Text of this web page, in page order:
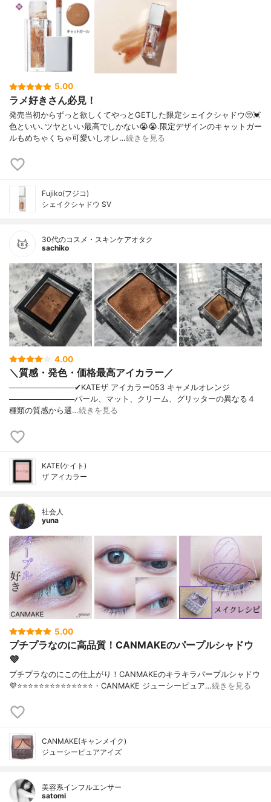
5.00
ラメ好きさん必見！
発売当初からずっと欲しくてやっとGETした限定シェイクシャドウ🥺💓
色といい､ツヤといい最高でしかない😭😭.限定デザインのキャットガー
ルもめちゃくちゃ可愛いしオレ…続きを見る
Fujiko(フジコ)
シェイクシャドウ SV
30代のコスメ・スキンケアオタク
sachiko
4.00
＼質感・発色・価格最高アイカラー／
────────────✔︎KATEザ アイカラー053 キャメルオレンジ
────────────パール、マット、クリーム、グリッターの異なる４
種類の質感から選…続きを見る
KATE(ケイト)
ザ アイカラー
社会人
yuna
5.00
プチプラなのに高品質！CANMAKEのパープルシャドウ
💜
プチプラなのにこの仕上がり！CANMAKEのキラキラパープルシャドウ
💜⭐️⭐️⭐️⭐️⭐️⭐️⭐️⭐️⭐️⭐️⭐️⭐️⭐️⭐️・CANMAKE ジューシーピュア…続きを見る
CANMAKE(キャンメイク)
ジューシーピュアアイズ
美容系インフルエンサー
satomi